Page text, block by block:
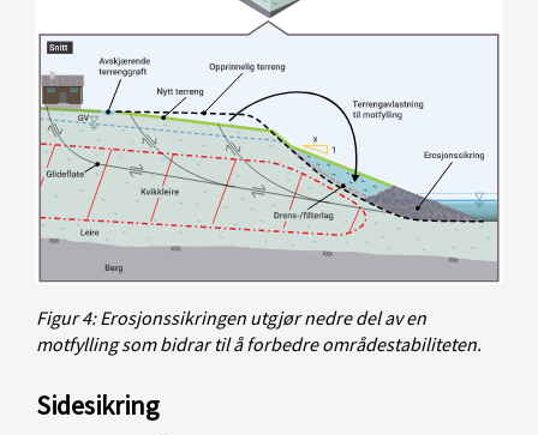
Figur 4: Erosjonssikringen utgjør nedre del av en
motfylling som bidrar til å forbedre områdestabiliteten.
Sidesikring